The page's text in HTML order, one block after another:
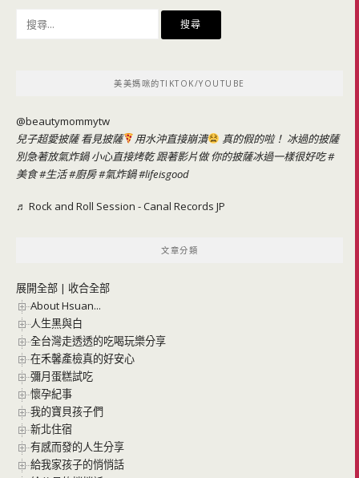
美美媽咪的TIKTOK/YOUTUBE
@beautymommytw
兒子超愛披薩 看見披薩
用水沖直接崩潰
真的假的啦！ 冰過的披薩
別急著放氣炸鍋 小心直接烤乾 跟著影片做 你的披薩冰過一樣很好吃#
美食#生活#廚房#氣炸鍋#lifeisgood
♬ Rock and Roll Session - Canal Records JP
文章分類
展開全部 | 收合全部
About Hsuan...
人生黑與白
全台灣走透透的吃喝玩樂分享
在禾馨產檢真的好安心
彌月蛋糕試吃
懷孕紀事
我的寶貝孩子們
新北住宿
有感而發的人生分享
給我家孩子的悄悄話